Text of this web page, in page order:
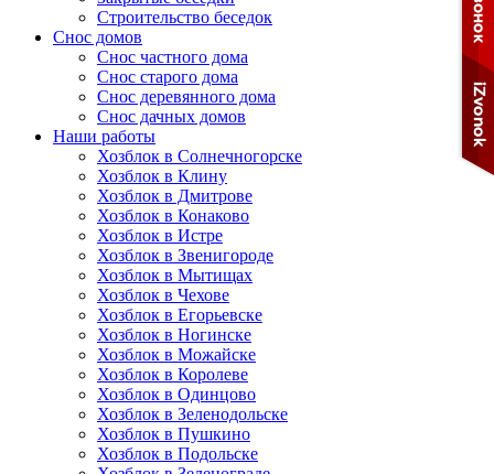
Строительство беседок
Снос домов
Снос частного дома
Снос старого дома
Снос деревянного дома
Снос дачных домов
Наши работы
Хозблок в Солнечногорске
Хозблок в Клину
Хозблок в Дмитрове
Хозблок в Конаково
Хозблок в Истре
Хозблок в Звенигороде
Хозблок в Мытищах
Хозблок в Чехове
Хозблок в Егорьевске
Хозблок в Ногинске
Хозблок в Можайске
Хозблок в Королеве
Хозблок в Одинцово
Хозблок в Зеленодольске
Хозблок в Пушкино
Хозблок в Подольске